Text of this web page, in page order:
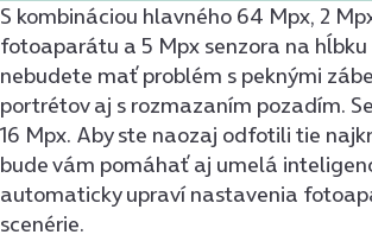
S kombináciou hlavného 64 Mpx, 2
fotoaparátu a 5 Mpx senzora na
nebudete mať problém s peknými
portrétov aj s rozmazaním pozadím.
16 Mpx. Aby ste naozaj odfotili tie
bude vám pomáhať aj umelá
automaticky upraví nastavenia
scenérie.